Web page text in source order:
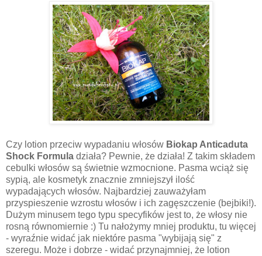
Czy lotion przeciw wypadaniu włosów Biokap Anticaduta
Shock Formula działa? Pewnie, że działa! Z takim składem
cebulki włosów są świetnie wzmocnione. Pasma wciąż się
sypią, ale kosmetyk znacznie zmniejszył ilość
wypadających włosów. Najbardziej zauważyłam
przyspieszenie wzrostu włosów i ich zagęszczenie (bejbiki!).
Dużym minusem tego typu specyfików jest to, że włosy nie
rosną równomiernie :) Tu nałożymy mniej produktu, tu więcej
- wyraźnie widać jak niektóre pasma "wybijają się" z
szeregu. Może i dobrze - widać przynajmniej, że lotion